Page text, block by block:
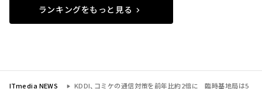
ランキングをもっと見る
ITmedia NEWS KDDI、コミケの通信対策を前年比約2倍に 臨時基地局は5